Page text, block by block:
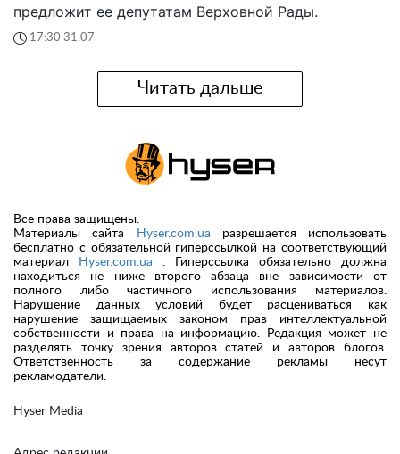
предложит ее депутатам Верховной Рады.
17:30 31.07
Читать дальше
Hyser Media
Все права защищены.
Материалы сайта
Hyser.com.ua разрешается использовать
бесплатно с обязательной гиперссылкой на соответствующий
материал
Hyser.com.ua . Гиперссылка обязательно должна
находиться не ниже второго абзаца вне зависимости от
полного либо частичного использования материалов.
Нарушение данных условий будет расцениваться как
нарушение защищаемых законом прав интеллектуальной
собственности и права на информацию. Редакция может не
разделять точку зрения авторов статей и авторов блогов.
Ответственность за содержание рекламы несут
рекламодатели.